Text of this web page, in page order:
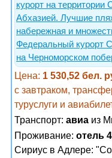
курорт на
Абхазией. Лучшие
набережная и
Федеральный курорт
на Черноморском
Цена: 1 530,52 бел.
с завтраком,
туруслуги и
Транспорт: авиа из
Проживание: отель
Сириус в Адлере: